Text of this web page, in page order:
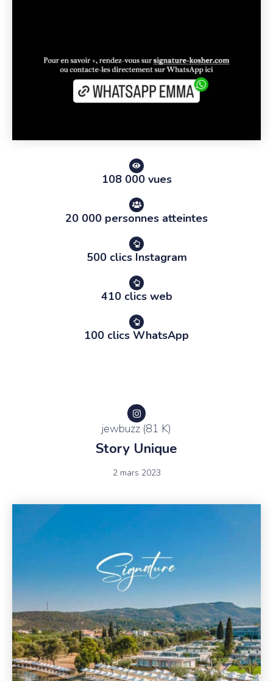
108 000 vues
20 000 personnes atteintes
500 clics Instagram
410 clics web
100 clics WhatsApp
jewbuzz (81 K)
Story Unique
2 mars 2023